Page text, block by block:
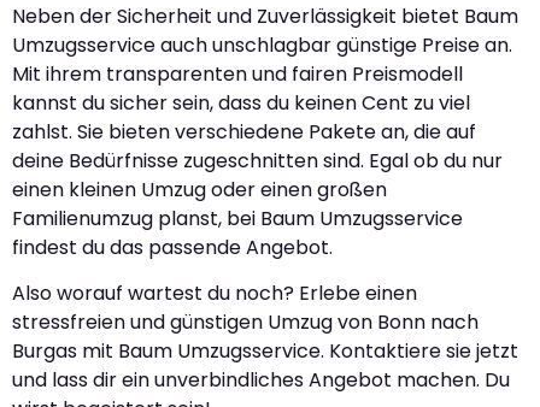
Neben der Sicherheit und Zuverlässigkeit bietet Baum
Umzugsservice auch unschlagbar günstige Preise an.
Mit ihrem transparenten und fairen Preismodell
kannst du sicher sein, dass du keinen Cent zu viel
zahlst. Sie bieten verschiedene Pakete an, die auf
deine Bedürfnisse zugeschnitten sind. Egal ob du nur
einen kleinen Umzug oder einen großen
Familienumzug planst, bei Baum Umzugsservice
findest du das passende Angebot.
Also worauf wartest du noch? Erlebe einen
stressfreien und günstigen Umzug von Bonn nach
Burgas mit Baum Umzugsservice. Kontaktiere sie jetzt
und lass dir ein unverbindliches Angebot machen. Du